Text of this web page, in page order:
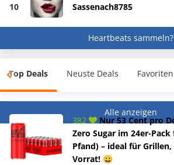
10 Sassenach8785
Heartbeats sammeln?
Top Deals Neuste Deals Favoriten
Alle anzeigen
382
Nur 53 Cent pro
Zero Sugar im 24er-Pack
Pfand) – ideal für
Vorrat! 😀